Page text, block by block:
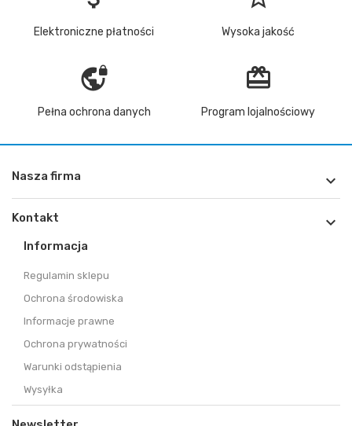
Elektroniczne płatności Wysoka jakość
vpn_lock
Pełna ochrona danych
redeem
Program lojalnościowy
Nasza firma 
Kontakt 
Informacja
Regulamin sklepu
Ochrona środowiska
Informacje prawne
Ochrona prywatności
Warunki odstąpienia
Wysyłka